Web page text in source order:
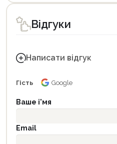
Відгуки
Написати відгук
Гість Google
Ваше і'мя
Email